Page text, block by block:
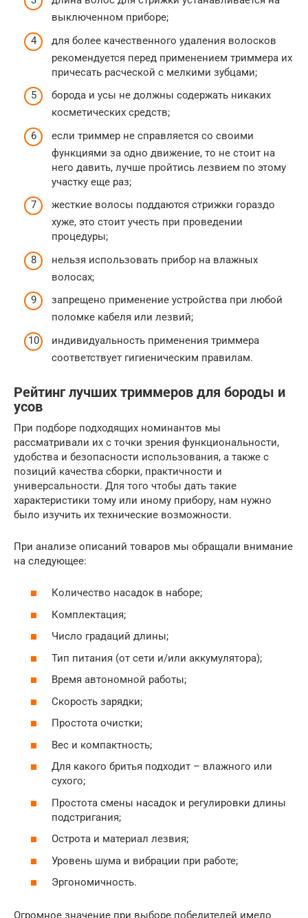
выключенном приборе;
для более качественного удаления волосков
рекомендуется перед применением триммера их
причесать расческой с мелкими зубцами;
борода и усы не должны содержать никаких
косметических средств;
если триммер не справляется со своими
функциями за одно движение, то не стоит на
него давить, лучше пройтись лезвием по этому
участку еще раз;
жесткие волосы поддаются стрижки гораздо
хуже, это стоит учесть при проведении
процедуры;
нельзя использовать прибор на влажных
волосах;
запрещено применение устройства при любой
поломке кабеля или лезвий;
индивидуальность применения триммера
соответствует гигиеническим правилам.
Рейтинг лучших триммеров для бороды и
усов
При подборе подходящих номинантов мы
рассматривали их с точки зрения функциональности,
удобства и безопасности использования, а также с
позиций качества сборки, практичности и
универсальности. Для того чтобы дать такие
характеристики тому или иному прибору, нам нужно
было изучить их технические возможности.
При анализе описаний товаров мы обращали внимание
на следующее:
Количество насадок в наборе;
Комплектация;
Число градаций длины;
Тип питания (от сети и/или аккумулятора);
Время автономной работы;
Скорость зарядки;
Простота очистки;
Вес и компактность;
Для какого бритья подходит – влажного или
сухого;
Простота смены насадок и регулировки длины
подстригания;
Острота и материал лезвия;
Уровень шума и вибрации при работе;
Эргономичность.
Огромное значение при выборе победителей имело